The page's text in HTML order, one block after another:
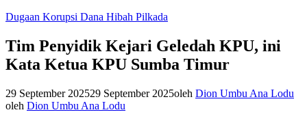
Dugaan Korupsi Dana Hibah Pilkada
Tim Penyidik Kejari Geledah KPU, ini
Kata Ketua KPU Sumba Timur
29 September 202529 September 2025oleh Dion Umbu Ana Lodu
oleh Dion Umbu Ana Lodu